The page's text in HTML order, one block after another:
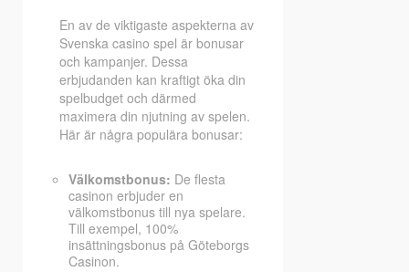
En av de viktigaste aspekterna av
Svenska casino spel är bonusar
och kampanjer. Dessa
erbjudanden kan kraftigt öka din
spelbudget och därmed
maximera din njutning av spelen.
Här är några populära bonusar:
Välkomstbonus: De flesta
casinon erbjuder en
välkomstbonus till nya spelare.
Till exempel, 100%
insättningsbonus på Göteborgs
Casinon.